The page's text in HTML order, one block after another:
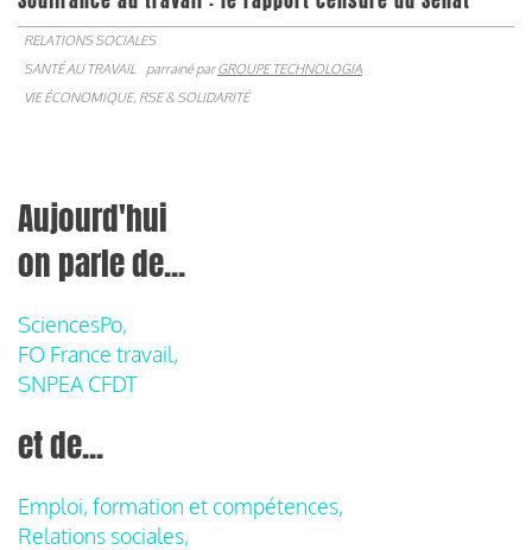
RELATIONS SOCIALES
SANTÉ AU TRAVAIL
parrainé parGROUPE TECHNOLOGIA
VIE ÉCONOMIQUE, RSE & SOLIDARITÉ
Aujourd'hui
on parle de...
SciencesPo,
FO France travail,
SNPEA CFDT
et de...
Emploi, formation et compétences,
Relations sociales,